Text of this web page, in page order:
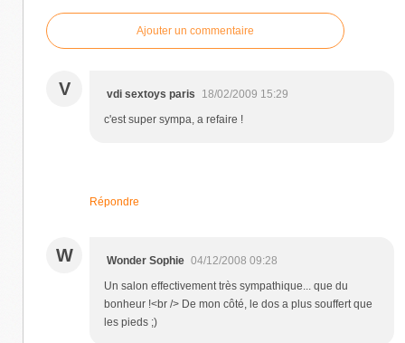
Ajouter un commentaire
V vdi sextoys paris
18/02/2009 15:29
c'est super sympa, a refaire !
Répondre
W Wonder Sophie 04/12/2008 09:28
Un salon effectivement très sympathique... que du
bonheur !<br /> De mon côté, le dos a plus souffert que
les pieds ;)